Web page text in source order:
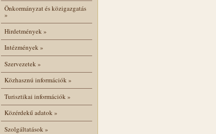
Önkormányzat és közigazgatás
»
Hirdetmények»
Intézmények»
Szervezetek»
Közhasznú információk»
Turisztikai információk»
Közérdekű adatok»
Szolgáltatások»